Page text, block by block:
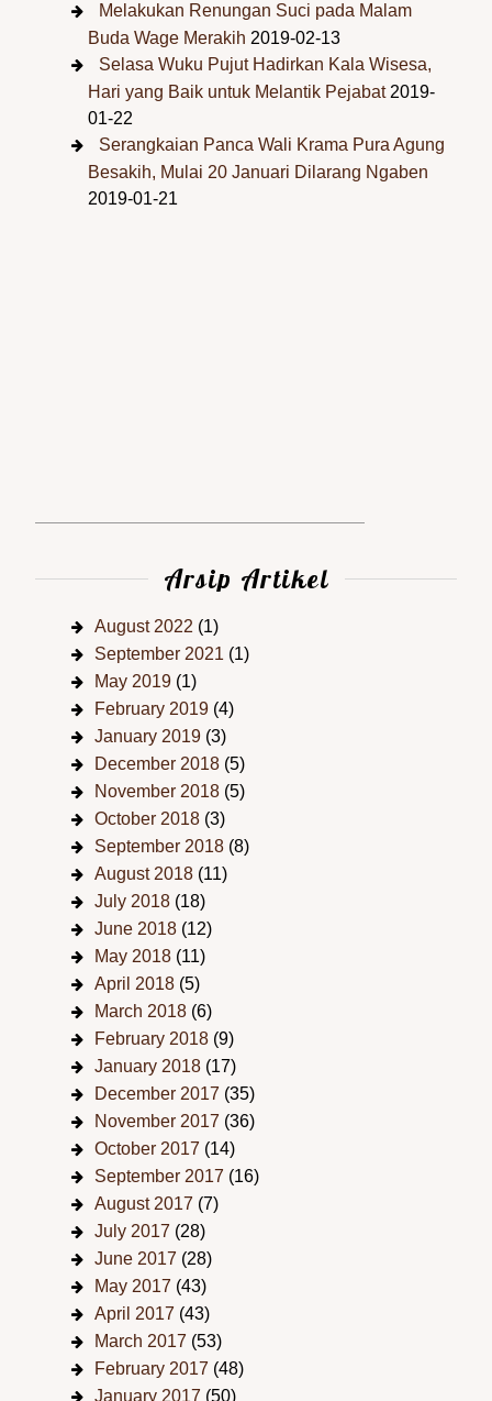
Melakukan Renungan Suci pada Malam
Buda Wage Merakih 2019-02-13
Selasa Wuku Pujut Hadirkan Kala Wisesa,
Hari yang Baik untuk Melantik Pejabat 2019-
01-22
Serangkaian Panca Wali Krama Pura Agung
Besakih, Mulai 20 Januari Dilarang Ngaben
2019-01-21
Arsip Artikel
August 2022 (1)
September 2021 (1)
May 2019 (1)
February 2019 (4)
January 2019 (3)
December 2018 (5)
November 2018 (5)
October 2018 (3)
September 2018 (8)
August 2018 (11)
July 2018 (18)
June 2018 (12)
May 2018 (11)
April 2018 (5)
March 2018 (6)
February 2018 (9)
January 2018 (17)
December 2017 (35)
November 2017 (36)
October 2017 (14)
September 2017 (16)
August 2017 (7)
July 2017 (28)
June 2017 (28)
May 2017 (43)
April 2017 (43)
March 2017 (53)
February 2017 (48)
January 2017 (50)